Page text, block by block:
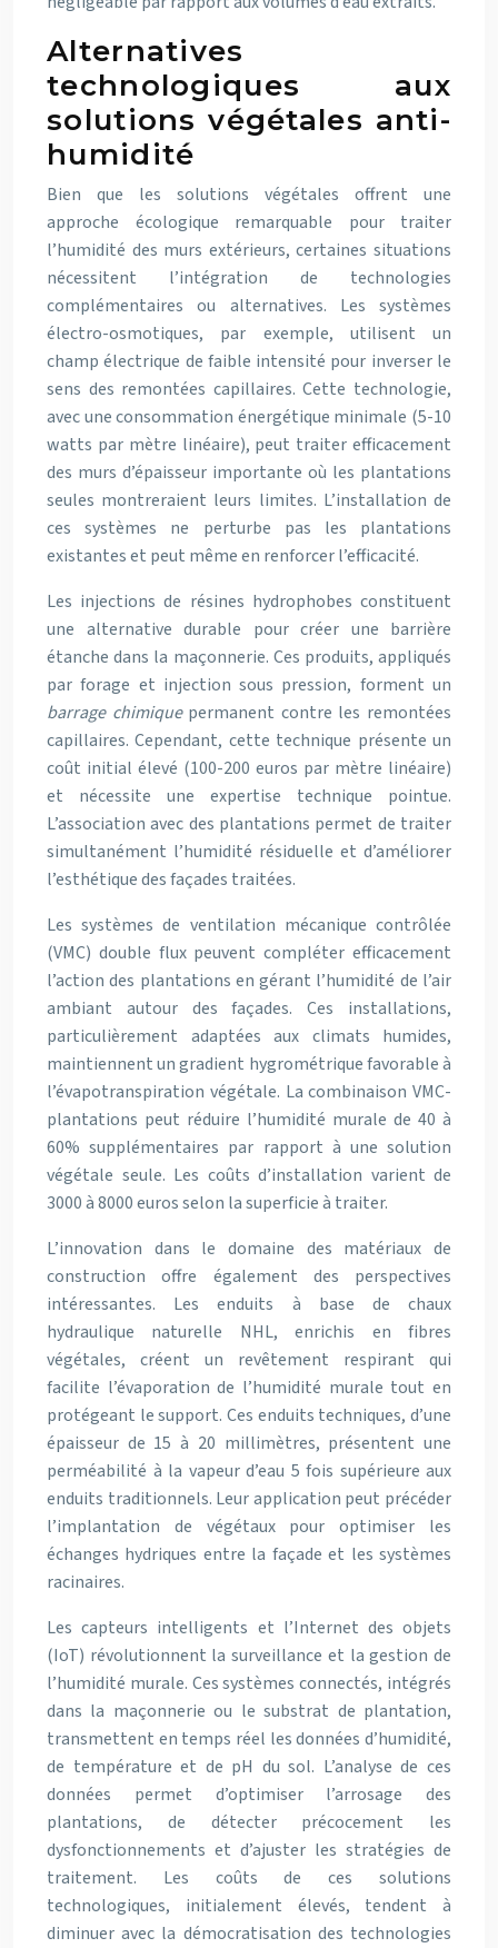
Alternatives
technologiques aux
solutions végétales anti-
humidité
Bien que les solutions végétales offrent une
approche écologique remarquable pour traiter
l’humidité des murs extérieurs, certaines situations
nécessitent l’intégration de technologies
complémentaires ou alternatives. Les systèmes
électro-osmotiques, par exemple, utilisent un
champ électrique de faible intensité pour inverser le
sens des remontées capillaires. Cette technologie,
avec une consommation énergétique minimale (5-10
watts par mètre linéaire), peut traiter efficacement
des murs d’épaisseur importante où les plantations
seules montreraient leurs limites. L’installation de
ces systèmes ne perturbe pas les plantations
existantes et peut même en renforcer l’efficacité.
Les injections de résines hydrophobes constituent
une alternative durable pour créer une barrière
étanche dans la maçonnerie. Ces produits, appliqués
par forage et injection sous pression, forment un
barrage chimiquepermanent contre les remontées
capillaires. Cependant, cette technique présente un
coût initial élevé (100-200 euros par mètre linéaire)
et nécessite une expertise technique pointue.
L’association avec des plantations permet de traiter
simultanément l’humidité résiduelle et d’améliorer
l’esthétique des façades traitées.
Les systèmes de ventilation mécanique contrôlée
(VMC) double flux peuvent compléter efficacement
l’action des plantations en gérant l’humidité de l’air
ambiant autour des façades. Ces installations,
particulièrement adaptées aux climats humides,
maintiennent un gradient hygrométrique favorable à
l’évapotranspiration végétale. La combinaison VMC-
plantations peut réduire l’humidité murale de 40 à
60% supplémentaires par rapport à une solution
végétale seule. Les coûts d’installation varient de
3000 à 8000 euros selon la superficie à traiter.
L’innovation dans le domaine des matériaux de
construction offre également des perspectives
intéressantes. Les enduits à base de chaux
hydraulique naturelle NHL, enrichis en fibres
végétales, créent un revêtement respirant qui
facilite l’évaporation de l’humidité murale tout en
protégeant le support. Ces enduits techniques, d’une
épaisseur de 15 à 20 millimètres, présentent une
perméabilité à la vapeur d’eau 5 fois supérieure aux
enduits traditionnels. Leur application peut précéder
l’implantation de végétaux pour optimiser les
échanges hydriques entre la façade et les systèmes
racinaires.
Les capteurs intelligents et l’Internet des objets
(IoT) révolutionnent la surveillance et la gestion de
l’humidité murale. Ces systèmes connectés, intégrés
dans la maçonnerie ou le substrat de plantation,
transmettent en temps réel les données d’humidité,
de température et de pH du sol. L’analyse de ces
données permet d’optimiser l’arrosage des
plantations, de détecter précocement les
dysfonctionnements et d’ajuster les stratégies de
traitement. Les coûts de ces solutions
technologiques, initialement élevés, tendent à
diminuer avec la démocratisation des technologies